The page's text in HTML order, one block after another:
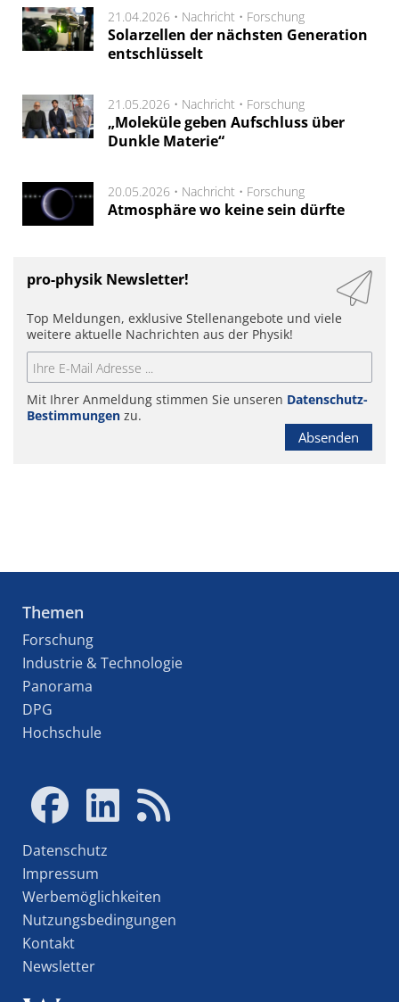
21.04.2026 • Nachricht • Forschung
Solarzellen der nächsten Generation
entschlüsselt
21.05.2026 • Nachricht • Forschung
„Moleküle geben Aufschluss über
Dunkle Materie“
20.05.2026 • Nachricht • Forschung
Atmosphäre wo keine sein dürfte
pro-physik Newsletter!
Top Meldungen, exklusive Stellenangebote und viele
weitere aktuelle Nachrichten aus der Physik!
Mit Ihrer Anmeldung stimmen Sie unseren Datenschutz-
Bestimmungen zu.
Absenden
Themen
Forschung
Industrie & Technologie
Panorama
DPG
Hochschule
Datenschutz
Impressum
Werbemöglichkeiten
Nutzungsbedingungen
Kontakt
Newsletter